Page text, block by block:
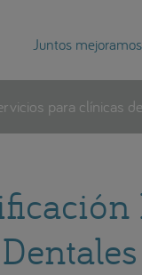
Juntos mejoramos
para clínicas